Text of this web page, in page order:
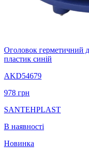
Оголовок герметичний
пластик синій
AKD54679
978 грн
SANTEHPLAST
В наявності
Новинка